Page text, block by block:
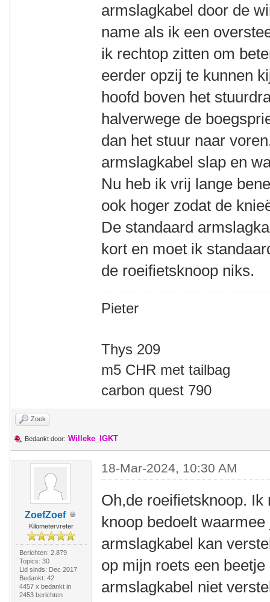
armslagkabel door de
name als ik een
ik rechtop zitten om
eerder opzij te kunnen
hoofd boven het
halverwege de
dan het stuur naar
armslagkabel slap en
Nu heb ik vrij lange
ook hoger zodat de
De standaard
kort en moet ik
de roeifietsknoop niks.
Pieter
Thys 209
m5 CHR met tailbag
carbon quest 790
Zoek
Bedankt door: Willeke_IGKT
ZoefZoef
Kilometervreter
Berichten: 2.879
Topics: 30
Lid sinds: Dec 2017
Bedankt: 42
4457 x bedankt in
2453 berichten
18-Mar-2024, 10:30 AM
Oh,de roeifietsknoop.
knoop bedoelt
armslagkabel kan
op mijn roets een
armslagkabel niet